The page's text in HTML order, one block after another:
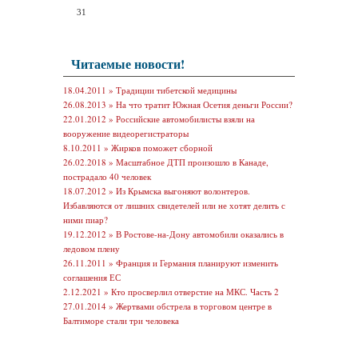
31
Читаемые новости!
18.04.2011 » Традиции тибетской медицины
26.08.2013 » На что тратит Южная Осетия деньги России?
22.01.2012 » Российские автомобилисты взяли на
вооружение видеорегистраторы
8.10.2011 » Жирков поможет сборной
26.02.2018 » Масштабное ДТП произошло в Канаде,
пострадало 40 человек
18.07.2012 » Из Крымска выгоняют волонтеров.
Избавляются от лишних свидетелей или не хотят делить с
ними пиар?
19.12.2012 » В Ростове-на-Дону автомобили оказались в
ледовом плену
26.11.2011 » Франция и Германия планируют изменить
соглашения ЕС
2.12.2021 » Кто просверлил отверстие на МКС. Часть 2
27.01.2014 » Жертвами обстрела в торговом центре в
Балтиморе стали три человека